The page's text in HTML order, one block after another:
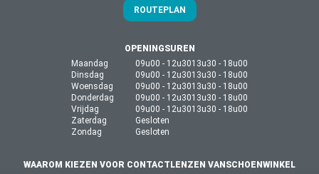
ROUTEPLAN
OPENINGSUREN
Maandag
Dinsdag
Woensdag
Donderdag
Vrijdag
Zaterdag
Zondag
09u00 - 12u30
09u00 - 12u30
09u00 - 12u30
09u00 - 12u30
09u00 - 12u30
Gesloten
Gesloten
13u30 - 18u00
13u30 - 18u00
13u30 - 18u00
13u30 - 18u00
13u30 - 18u00
WAAROM KIEZEN VOOR CONTACTLENZEN VANSCHOENWINKEL